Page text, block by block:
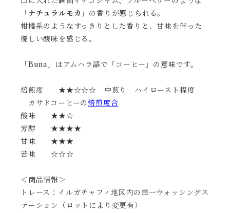
「ナチュラルモカ 」の香りが感じられる。
柑橘系のようなすっきりとした香りと、甘味を伴った
優しい酸味を感じる。
「Buna」はアムハラ語で「コーヒー」の意味です。
焙煎度 ★★☆☆☆ 中煎り ハイロースト程度
カサドコーヒーの焙煎度合
酸味 ★★☆
芳醇 ★★★★
甘味 ★★★
苦味 ☆☆☆
＜商品情報＞
トレース：イルガチャフィ地区内の単一ウォッシングス
テーション（ロットにより変更有）